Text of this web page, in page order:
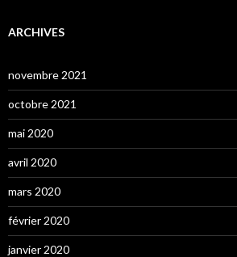
ARCHIVES
novembre 2021
octobre 2021
mai 2020
avril 2020
mars 2020
février 2020
janvier 2020